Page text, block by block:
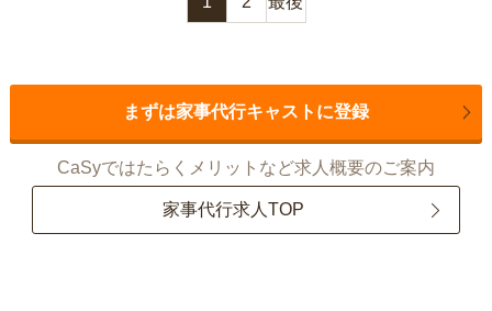
まずは家事代行キャストに登録
CaSyではたらくメリットなど求人概要のご案内
家事代行求人TOP